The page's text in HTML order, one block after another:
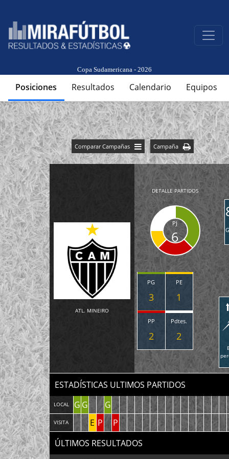
Copa Sudamericana - 2026
Posiciones Resultados Calendario Equipos
Comparar Campañas Campaña
ATL. MINEIRO
DETALLE PARTIDOS
PJ
6
PG
3
PE
1
PP
2
Pdtes.
2
ESTADÍSTICAS ULTIMOS PARTIDOS
LOCAL G G G
VISITA E P
P
ÚLTIMOS RESULTADOS